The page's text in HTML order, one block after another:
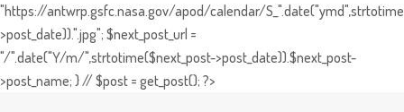
"https://antwrp.gsfc.nasa.gov/apod/calendar/
>post_date)).".jpg"; $next_post_url =
"/".date("Y/m/",strtotime($next_post->post_date)).$next_post-
>post_name; } // $post = get_post(); ?>